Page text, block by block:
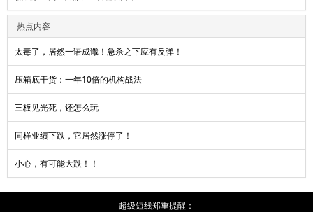
热点内容
太毒了，居然一语成谶！急杀之下应有反弹！
压箱底干货：一年10倍的机构战法
三板见光死，还怎么玩
同样业绩下跌，它居然涨停了！
小心，有可能大跌！！
超级短线郑重提醒：